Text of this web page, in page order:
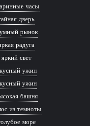
часы
дверь
рынок
радуга
свет
ужин
ужин
башня
из темноты
море